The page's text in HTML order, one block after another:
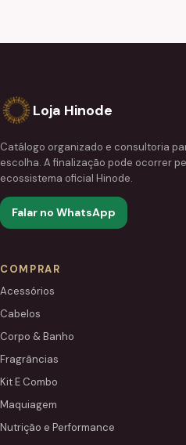
Loja Hinode
Catálogo organizado e consultoria
escolha. A finalização pode ocorrer
ecossistema oficial Hinode.
Falar no WhatsApp
COMPRAR
Acessórios
Cabelos
Corpo & Banho
Fragrâncias
Kit E Combo
Maquiagem
Nutrição e Performance